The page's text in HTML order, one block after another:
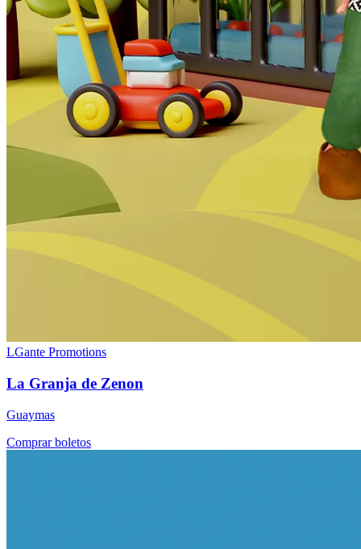
LGante Promotions
La Granja de Zenon
Guaymas
Comprar boletos